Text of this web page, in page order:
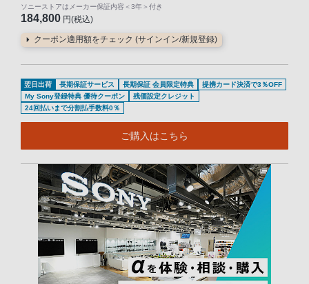
ソニーストアはメーカー保証内容 ＜3年＞ 付き
184,800 円(税込)
クーポン適用額をチェック (サインイン/新規登録)
翌日出荷 長期保証サービス 長期保証 会員限定特典
提携カード決済で3％OFF
My Sony登録特典 優待クーポン
残価設定クレジット
24回払いまで分割払手数料0％
ご購入はこちら